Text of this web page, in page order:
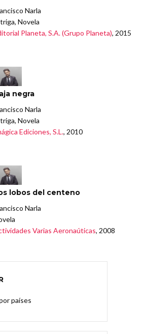
Narla
Novela
Planeta, S.A. (Grupo Planeta), 2015
negra
Narla
Novela
Ediciones, S.L., 2010
lobos del centeno
Narla
Varias Aeronaúticas, 2008
países